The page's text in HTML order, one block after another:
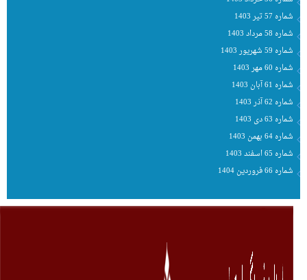
شماره 57 تیر 1403
شماره 58 مرداد 1403
شماره 59 شهریور 1403
شماره 60 مهر 1403
شماره 61 آبان 1403
شماره 62 آذر 1403
شماره 63 دی 1403
شماره 64 بهمن 1403
شماره 65 اسفند 1403
شماره 66 فروردین 1404
شماره 34 مرداد 1401